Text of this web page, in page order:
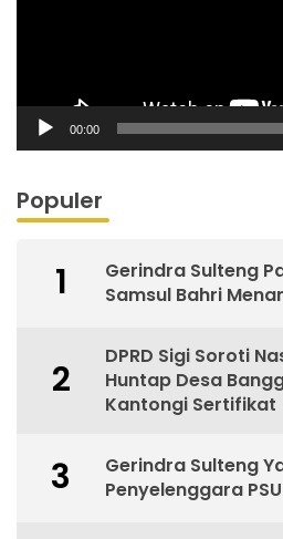
00:00
Populer
1
Gerindra Sulteng
Samsul Bahri
2
DPRD Sigi Soroti
Huntap Desa
Kantongi Sertifikat
3
Gerindra Sulteng
Penyelenggara